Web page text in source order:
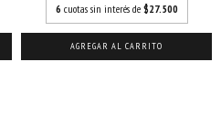
6 cuotas sin interés de $27.500